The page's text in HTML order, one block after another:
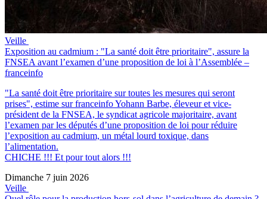
Veille
Exposition au cadmium : "La santé doit être prioritaire", assure la
FNSEA avant l’examen d’une proposition de loi à l’Assemblée –
franceinfo
"La santé doit être prioritaire sur toutes les mesures qui seront
prises", estime sur franceinfo Yohann Barbe, éleveur et vice-
président de la FNSEA, le syndicat agricole majoritaire, avant
l’examen par les députés d’une proposition de loi pour réduire
l’exposition au cadmium, un métal lourd toxique, dans
l’alimentation.
CHICHE !!! Et pour tout alors !!!
Dimanche 7 juin 2026
Veille